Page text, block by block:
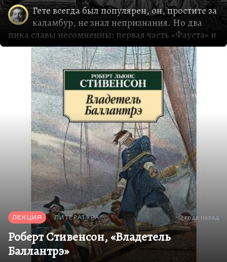
Гете всегда был популярен, он, простите за
каламбур, не знал непризнания. Но два
пика славы несомненны: первая часть «Фауста» и
«Страдания юного Вертера». «Страдания…» были
настолько модной книгой, что предполагаемое
место упокоения Вертера стало местом
паломничества, самоубийства стали модой,
носили все одежду под Вертера, желтые эти
канареечные штаны. Но самый яркий пример –
по крайней мере, для России – в том, что
«Страдания юного Вертера» сподвигли
Лермонтова на «Героя нашего времени».
«Нет, я не Байрон, я другой», – говорил Лермонтов,
имея в виду совершенно конкретную проблему.
Его возводили к Байрону друзья, коллеги, но
возводили неосновательно. Он байронит (в…
ЛЕКЦИЯ ЛИТЕРАТУРА 2 года назад
Роберт Стивенсон, «Владетель
Баллантрэ»